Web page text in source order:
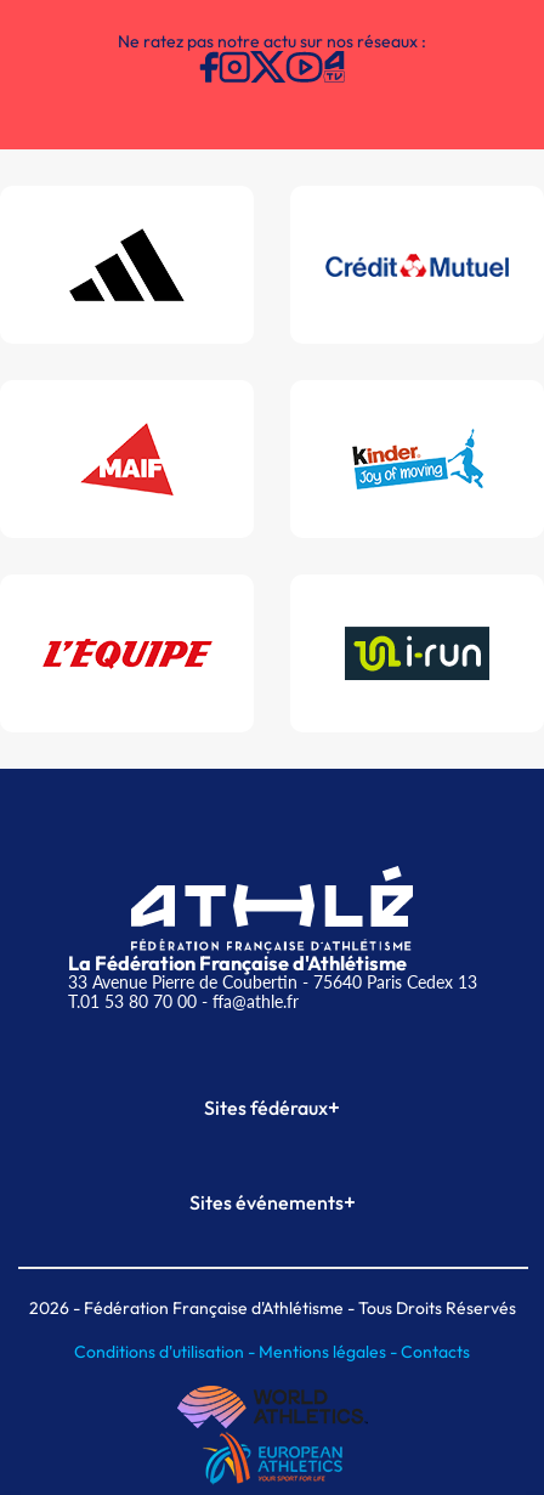
Ne ratez pas notre actu sur nos réseaux :
La Fédération Française d'Athlétisme
33 Avenue Pierre de Coubertin - 75640 Paris Cedex 13
T.01 53 80 70 00- ffa@athle.fr
Sites fédéraux+
Plateforme Formation
Sites événements+
Meeting de Paris indoor
MAIF Ekiden de Paris
2026- Fédération Française d'Athlétisme - Tous Droits Réservés
Conditions d'utilisation - Mentions légales -Contacts